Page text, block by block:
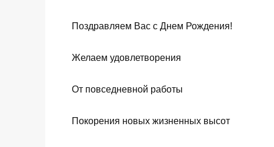
Поздравляем Вас с Днем Рождения!
Желаем удовлетворения
От повседневной работы
Покорения новых жизненных высот